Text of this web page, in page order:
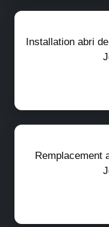
Installation abri
Remplacement